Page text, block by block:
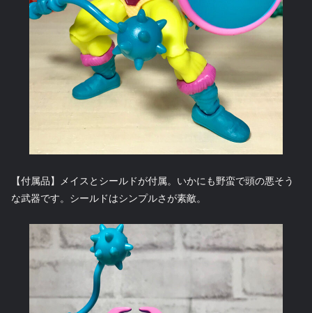
【付属品】メイスとシールドが付属。いかにも野蛮で頭の悪そう
な武器です。シールドはシンプルさが素敵。